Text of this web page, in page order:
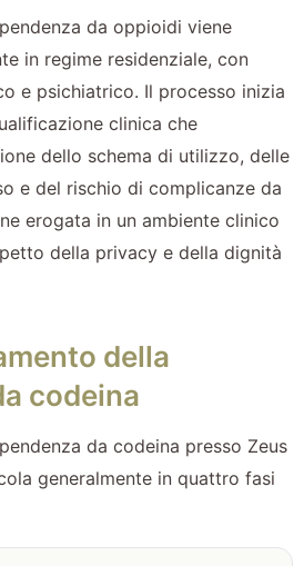
da oppioidi viene
in regime residenziale, con
e psichiatrico. Il processo inizia
clinica che
dello schema di utilizzo, delle
e del rischio di complicanze da
erogata in un ambiente clinico
della privacy e della dignità
della
codeina
da codeina presso Zeus
generalmente in quattro fasi